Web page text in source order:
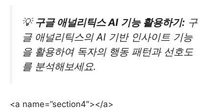
💡 구글 애널리틱스 AI 기능 활용하기: 구
글 애널리틱스의 AI 기반 인사이트 기능
을 활용하여 독자의 행동 패턴과 선호도
를 분석해보세요.
<a name=”section4″></a>